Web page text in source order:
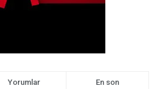
Yorumlar En son